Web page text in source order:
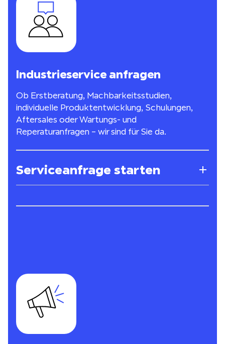
Industrieservice anfragen
Ob Erstberatung, Machbarkeitsstudien,
individuelle Produktentwicklung, Schulungen,
Aftersales oder Wartungs- und
Reperaturanfragen – wir sind für Sie da.
Serviceanfrage starten